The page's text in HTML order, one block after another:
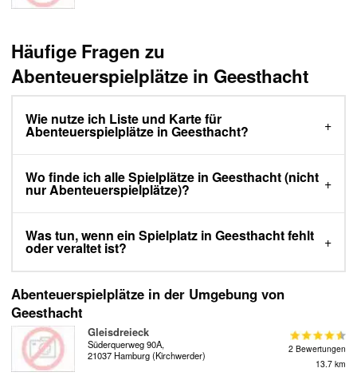
Häufige Fragen zu
Abenteuerspielplätze in Geesthacht
Wie nutze ich Liste und Karte für
Abenteuerspielplätze in Geesthacht?
Wo finde ich alle Spielplätze in Geesthacht (nicht
nur Abenteuerspielplätze)?
Was tun, wenn ein Spielplatz in Geesthacht fehlt
oder veraltet ist?
Abenteuerspielplätze in der Umgebung von
Geesthacht
Gleisdreieck
Süderquerweg 90A,
21037 Hamburg (Kirchwerder)
2 Bewertungen
13.7 km